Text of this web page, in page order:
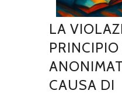
LA
CAUSA DI